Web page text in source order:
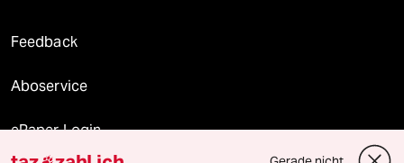
Feedback
Aboservice
ePaper Login